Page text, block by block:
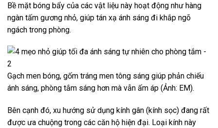
Bề mặt bóng bẩy của các vật liệu này hoạt động như hàng
ngàn tấm gương nhỏ, giúp tán xạ ánh sáng đi khắp ngõ
ngách trong phòng.
Gạch men bóng, gốm tráng men tông sáng giúp phản chiếu
ánh sáng, phòng tắm sáng hơn mà vẫn ấm áp (Ảnh: EM).
Bên cạnh đó, xu hướng sử dụng kính gân (kính sọc) đang rất
được ưa chuộng trong các căn hộ hiện đại. Loại kính này